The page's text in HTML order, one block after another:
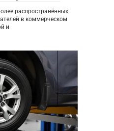
распространённых
в коммерческом
и